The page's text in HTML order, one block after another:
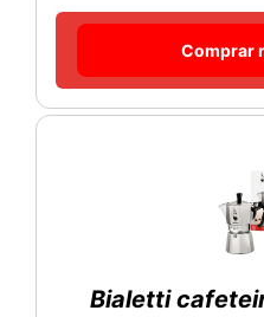
Comprar
Bialetti